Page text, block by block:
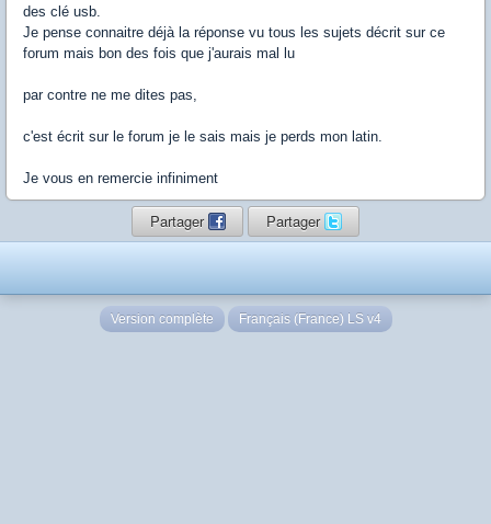
des clé usb.
Je pense connaitre déjà la réponse vu tous les sujets décrit sur ce
forum mais bon des fois que j'aurais mal lu
par contre ne me dites pas,
c'est écrit sur le forum je le sais mais je perds mon latin.
Je vous en remercie infiniment
Partager Partager
Version complète Français (France) LS v4